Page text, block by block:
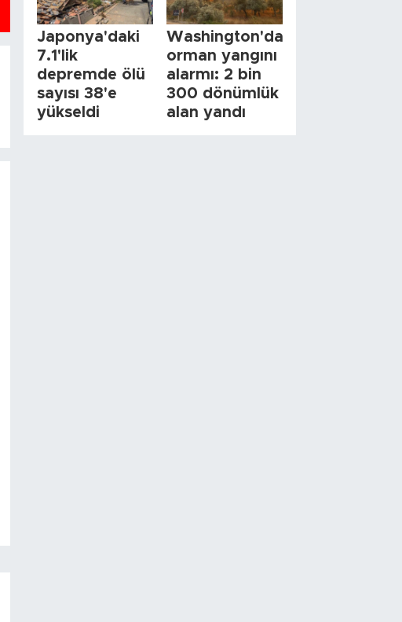
Japonya'daki
7.1'lik
depremde ölü
sayısı 38'e
yükseldi
Washington'da
orman yangını
alarmı: 2 bin
300 dönümlük
alan yandı